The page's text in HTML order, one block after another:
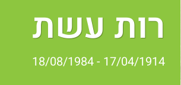
רות עשת
17/04/1914 - 18/08/1984